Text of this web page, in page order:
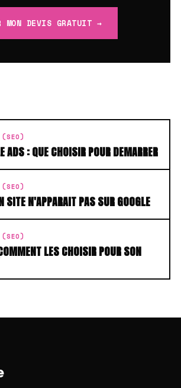
MON DEVIS GRATUIT →
(SEO)
ADS : QUE CHOISIR POUR DEMARRER
(SEO)
SITE N'APPARAIT PAS SUR GOOGLE
(SEO)
LES CHOISIR POUR SON